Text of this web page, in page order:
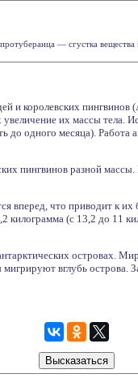
— сгустка
и королевских
их массы тела.
до одного месяца).
пингвинов разной
вперед, что приводит к
килограмма (с 13,2 до 11
островах.
вглубь